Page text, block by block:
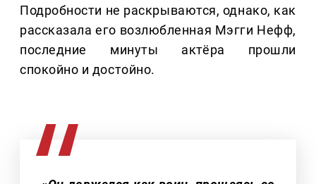
Подробности не раскрываются, однако, как
рассказала его возлюбленная Мэгги Нефф,
последние минуты актёра прошли
спокойно и достойно.